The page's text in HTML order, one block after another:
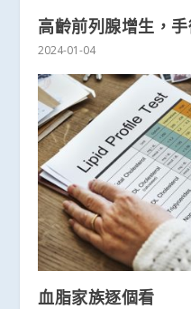
高齡前列腺增生，
2024-01-04
血脂家族逐個看